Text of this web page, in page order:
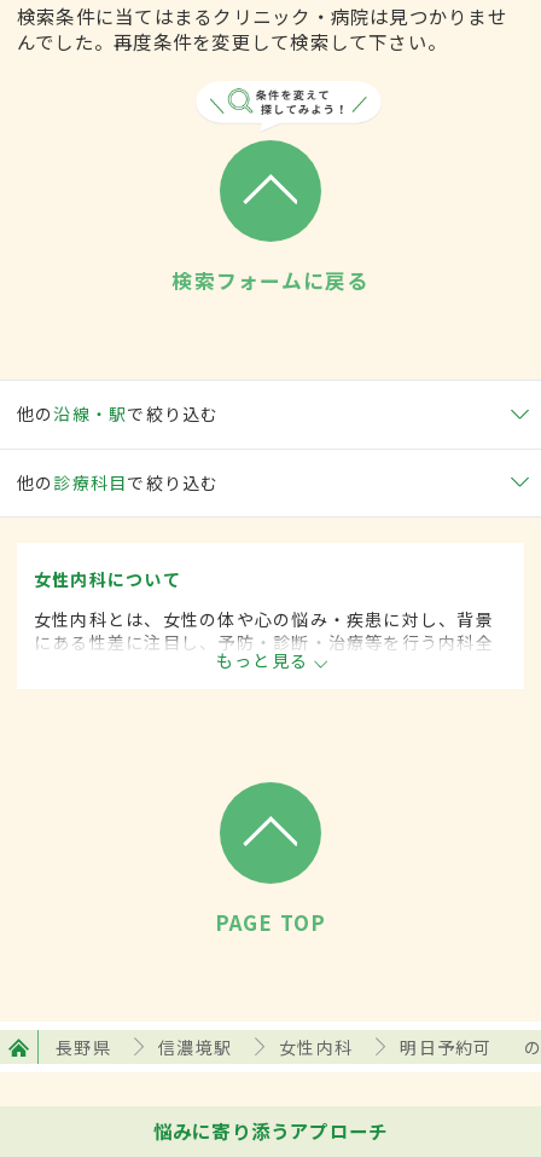
検索条件に当てはまるクリニック・病院は見つかりませ
んでした。再度条件を変更して検索して下さい。
検索フォームに戻る
他の沿線・駅で絞り込む
他の 診療科目で絞り込む
女性内科について
女性内科とは、女性の体や心の悩み・疾患に対し、背景
にある性差に注目し、予防・診断・治療等を行う内科全
般領域です。ライフスタイルが多様化する中、女性の健
康をトータルサポートし、必要に応じて連携医療機関へ
もっと見る
PAGE TOP
長野県 信濃境駅 女性内科 明日予約可
悩みに寄り添うアプローチ